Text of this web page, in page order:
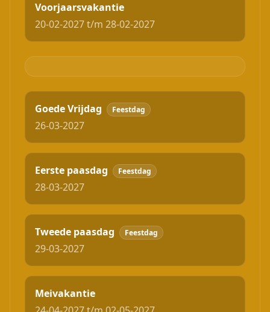
Voorjaarsvakantie
20-02-2027 t/m 28-02-2027
Goede Vrijdag Feestdag
26-03-2027
Eerste paasdag Feestdag
28-03-2027
Tweede paasdag Feestdag
29-03-2027
Meivakantie